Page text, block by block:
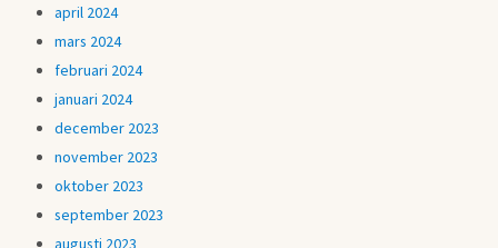
april 2024
mars 2024
februari 2024
januari 2024
december 2023
november 2023
oktober 2023
september 2023
augusti 2023